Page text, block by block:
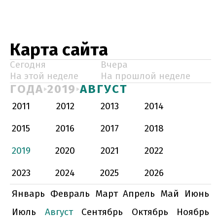
Карта сайта
Сегодня
Вчера
На этой неделе
На прошлой неделе
ГОДА 2019 АВГУСТ
2011 2012 2013
2014
2015
2016 2017
2018
2019
2020 2021
2022
2023
2024 2025
2026
Январь Февраль Март Апрель Май
Июнь
Июль
Август Сентябрь Октябрь
Ноябрь